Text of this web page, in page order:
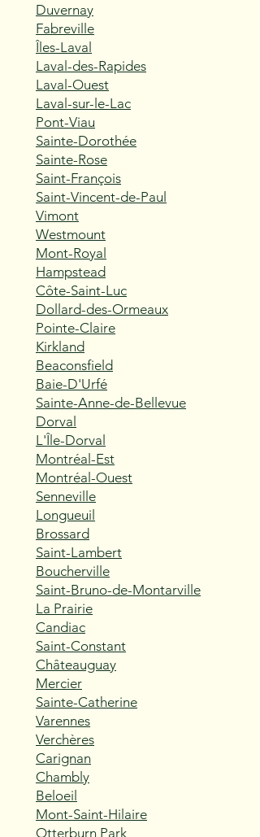
Duvernay
Fabreville
Îles-Laval
Laval-des-Rapides
Laval-Ouest
Laval-sur-le-Lac
Pont-Viau
Sainte-Dorothée
Sainte-Rose
Saint-François
Saint-Vincent-de-Paul
Vimont
Westmount
Mont-Royal
Hampstead
Côte-Saint-Luc
Dollard-des-Ormeaux
Pointe-Claire
Kirkland
Beaconsfield
Baie-D'Urfé
Sainte-Anne-de-Bellevue
Dorval
L'Île-Dorval
Montréal-Est
Montréal-Ouest
Senneville
Longueuil
Brossard
Saint-Lambert
Boucherville
Saint-Bruno-de-Montarville
La Prairie
Candiac
Saint-Constant
Châteauguay
Mercier
Sainte-Catherine
Varennes
Verchères
Carignan
Chambly
Beloeil
Mont-Saint-Hilaire
Otterburn Park